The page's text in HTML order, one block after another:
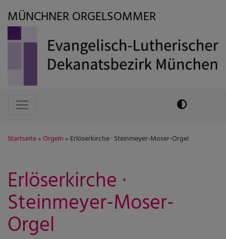
zum
Inhalt
MÜNCHNER ORGELSOMMER
Hauptnavigation
Startseite Orgeln Erlöserkirche · Steinmeyer-Moser-Orgel
Erlöserkirche ·
Steinmeyer-Moser-
Orgel